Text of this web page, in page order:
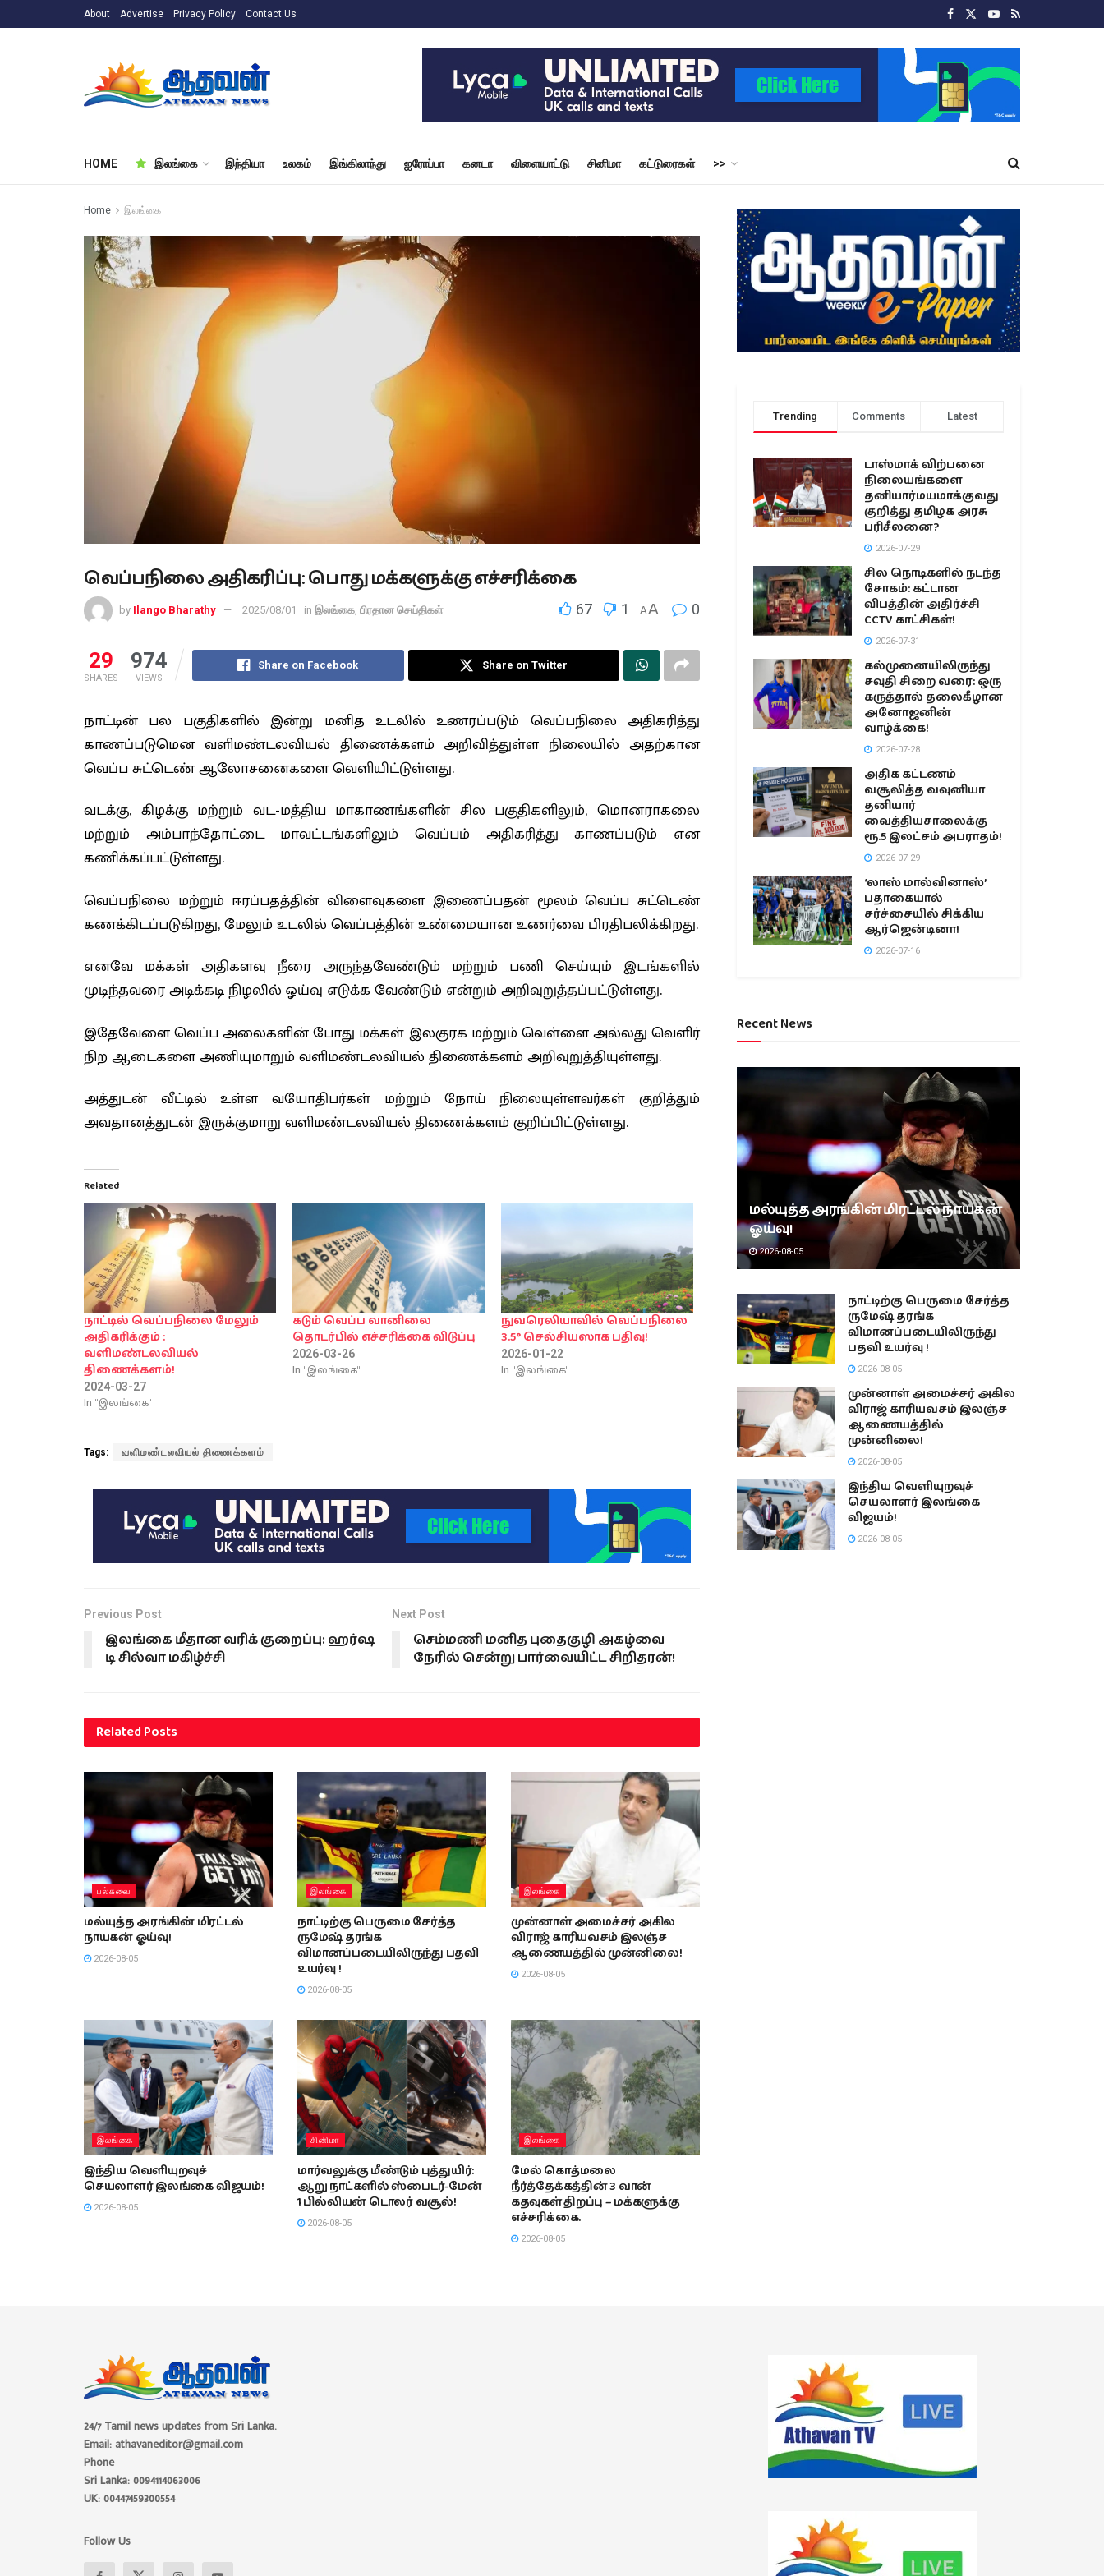
About Advertise Privacy Policy Contact Us
HOME இலங்கை இந்தியா உலகம் இங்கிலாந்து ஐரோப்பா கனடா விளையாட்டு சினிமா கட்டுரைகள் >>
Home இலங்கை
வெப்பநிலை அதிகரிப்பு: பொது மக்களுக்கு எச்சரிக்கை
by Ilango Bharathy 2025/08/01 in இலங்கை பிரதான செய்திகள் 67 1 AA 0
29
SHARES
974
VIEWS
Share on Facebook Share on Twitter
நாட்டின் பல பகுதிகளில் இன்று மனித உடலில் உணரப்படும் வெப்பநிலை அதிகரித்து
காணப்படுமென வளிமண்டலவியல் திணைக்களம் அறிவித்துள்ள நிலையில் அதற்கான
வெப்ப சுட்டெண் ஆலோசனைகளை வெளியிட்டுள்ளது.
வடக்கு, கிழக்கு மற்றும் வட-மத்திய மாகாணங்களின் சில பகுதிகளிலும், மொனராகலை
மற்றும் அம்பாந்தோட்டை மாவட்டங்களிலும் வெப்பம் அதிகரித்து காணப்படும் என
கணிக்கப்பட்டுள்ளது.
வெப்பநிலை மற்றும் ஈரப்பதத்தின் விளைவுகளை இணைப்பதன் மூலம் வெப்ப சுட்டெண்
கணக்கிடப்படுகிறது, மேலும் உடலில் வெப்பத்தின் உண்மையான உணர்வை பிரதிபலிக்கிறது.
எனவே மக்கள் அதிகளவு நீரை அருந்தவேண்டும் மற்றும் பணி செய்யும் இடங்களில்
முடிந்தவரை அடிக்கடி நிழலில் ஓய்வு எடுக்க வேண்டும் என்றும் அறிவுறுத்தப்பட்டுள்ளது.
இதேவேளை வெப்ப அலைகளின் போது மக்கள் இலகுரக மற்றும் வெள்ளை அல்லது வெளிர்
நிற ஆடைகளை அணியுமாறும் வளிமண்டலவியல் திணைக்களம் அறிவுறுத்தியுள்ளது.
அத்துடன் வீட்டில் உள்ள வயோதிபர்கள் மற்றும் நோய் நிலையுள்ளவர்கள் குறித்தும்
அவதானத்துடன் இருக்குமாறு வளிமண்டலவியல் திணைக்களம் குறிப்பிட்டுள்ளது.
Related
நாட்டில் வெப்பநிலை மேலும்
அதிகரிக்கும் :
வளிமண்டலவியல்
திணைக்களம்!
2024-03-27
In "இலங்கை"
கடும் வெப்ப வானிலை
தொடர்பில் எச்சரிக்கை விடுப்பு
2026-03-26
In "இலங்கை"
நுவரெலியாவில் வெப்பநிலை
3.5° செல்சியஸாக பதிவு!
2026-01-22
In "இலங்கை"
Tags: வளிமண்டலவியல் திணைக்களம்
Previous Post
இலங்கை மீதான வரிக் குறைப்பு: ஹர்ஷ
டி சில்வா மகிழ்ச்சி
Next Post
செம்மணி மனித புதைகுழி அகழ்வை
நேரில் சென்று பார்வையிட்ட சிறிதரன்!
RelatedPosts
பல்சுவை
மல்யுத்த அரங்கின் மிரட்டல்
நாயகன் ஓய்வு!
2026-08-05
இலங்கை
நாட்டிற்கு பெருமை சேர்த்த
ருமேஷ் தரங்க
விமானப்படையிலிருந்து பதவி
உயர்வு !
2026-08-05
இலங்கை
முன்னாள் அமைச்சர் அகில
விராஜ் காரியவசம் இலஞ்ச
ஆணையத்தில் முன்னிலை!
2026-08-05
இலங்கை
இந்திய வெளியுறவுச்
செயலாளர் இலங்கை விஜயம்!
2026-08-05
சினிமா
மார்வலுக்கு மீண்டும் புத்துயிர்:
ஆறு நாட்களில் ஸ்பைடர்-மேன்
1 பில்லியன் டொலர் வசூல்!
2026-08-05
இலங்கை
மேல் கொத்மலை
நீர்த்தேக்கத்தின் 3 வான்
கதவுகள் திறப்பு – மக்களுக்கு
எச்சரிக்கை.
2026-08-05
Trending Comments Latest
டாஸ்மாக் விற்பனை
நிலையங்களை
தனியார்மயமாக்குவது
குறித்து தமிழக அரசு
பரிசீலனை?
2026-07-29
சில நொடிகளில் நடந்த
சோகம்: கட்டான
விபத்தின் அதிர்ச்சி
CCTV காட்சிகள்!
2026-07-31
கல்முனையிலிருந்து
சவுதி சிறை வரை: ஒரு
கருத்தால் தலைகீழான
அனோஜனின்
வாழ்க்கை!
2026-07-28
அதிக கட்டணம்
வசூலித்த வவுனியா
தனியார்
வைத்தியசாலைக்கு
ரூ.5 இலட்சம் அபராதம்!
2026-07-29
‘லாஸ் மால்வினாஸ்’
பதாகையால்
சர்ச்சையில் சிக்கிய
ஆர்ஜென்டினா!
2026-07-16
Recent News
மல்யுத்த அரங்கின் மிரட்டல் நாயகன்
ஓய்வு!
2026-08-05
நாட்டிற்கு பெருமை சேர்த்த
ருமேஷ் தரங்க
விமானப்படையிலிருந்து
பதவி உயர்வு !
2026-08-05
முன்னாள் அமைச்சர் அகில
விராஜ் காரியவசம் இலஞ்ச
ஆணையத்தில்
முன்னிலை!
2026-08-05
இந்திய வெளியுறவுச்
செயலாளர் இலங்கை
விஜயம்!
2026-08-05
24/7 Tamil news updates from Sri Lanka.
Email: athavaneditor@gmail.com
Phone
Sri Lanka: 0094114063006
UK: 00447459300554
Follow Us